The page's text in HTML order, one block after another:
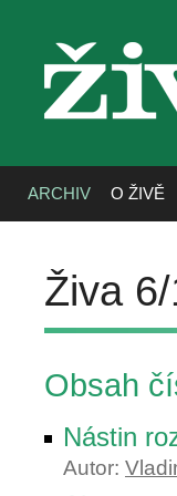
ARCHIV O ŽIVĚ
Živa
Obsah
Nástin
Autor: